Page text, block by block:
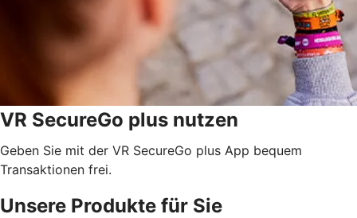
VR SecureGo plus nutzen
Geben Sie mit der VR SecureGo plus App bequem
Transaktionen frei.
Unsere Produkte für Sie